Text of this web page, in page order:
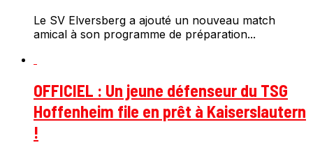
Le SV Elversberg a ajouté un nouveau match
amical à son programme de préparation...
OFFICIEL : Un jeune défenseur du TSG
Hoffenheim file en prêt à Kaiserslautern
!